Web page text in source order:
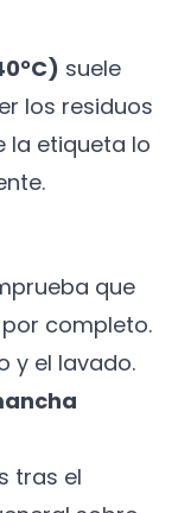
suele
los residuos
la etiqueta lo
que
completo.
y el lavado.
tras el